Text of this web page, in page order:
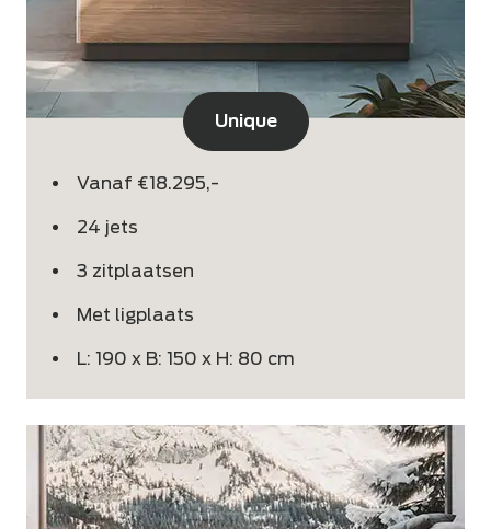
Vanaf €18.295,-
24 jets
3 zitplaatsen
Met ligplaats
L: 190 x B: 150 x H: 80 cm
Unique